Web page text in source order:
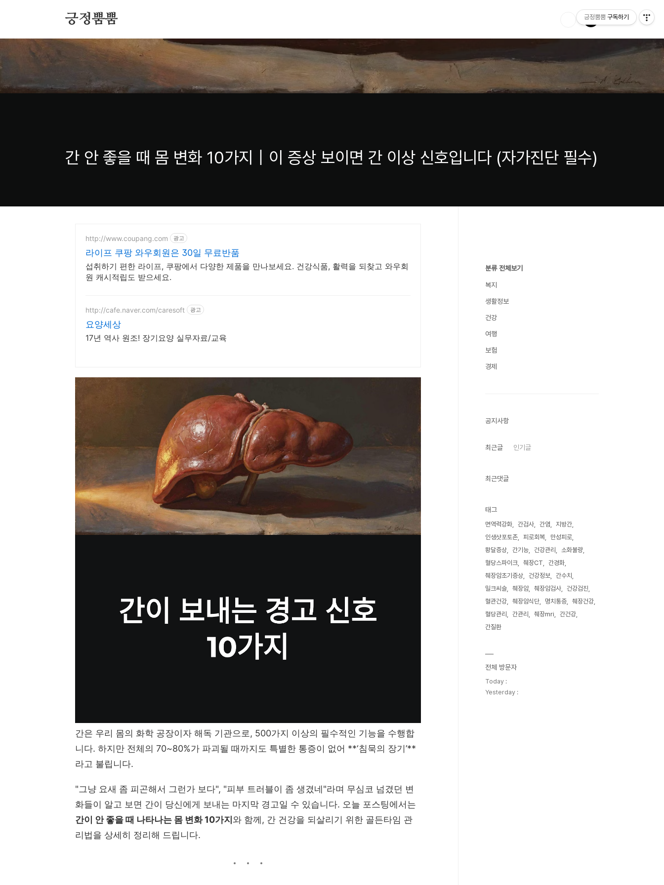
긍정뿜뿜
간 안 좋을 때 몸 변화 10가지｜이 증상 보이면 간 이상 신호입니다 (자가진단 필수)
http://www.coupang.com 광고
라이프 쿠팡 와우회원은 30일 무료반품
섭취하기 편한 라이프, 쿠팡에서 다양한 제품을 만나보세요. 건강식품, 활력을 되찾고 와우회
원 캐시적립도 받으세요.
http://cafe.naver.com/caresoft 광고
요양세상
17년 역사 원조! 장기요양 실무자료/교육
간은 우리 몸의 화학 공장이자 해독 기관으로, 500가지 이상의 필수적인 기능을 수행합
니다. 하지만 전체의 70~80%가 파괴될 때까지도 특별한 통증이 없어 **‘침묵의 장기’**
라고 불립니다.
"그냥 요새 좀 피곤해서 그런가 보다", "피부 트러블이 좀 생겼네"라며 무심코 넘겼던 변
화들이 알고 보면 간이 당신에게 보내는 마지막 경고일 수 있습니다. 오늘 포스팅에서는
간이 안 좋을 때 나타나는 몸 변화 10가지 와 함께, 간 건강을 되살리기 위한 골든타임 관
리법을 상세히 정리해 드립니다.
분류 전체보기
복지
생활정보
건강
여행
보험
경제
공지사항
최근글 인기글
최근댓글
태그
면역력강화 간검사 간염
지방간
인생샷포토존
피로회복
만성피로
황달증상
간기능 건강관리
소화불량
혈당스파이크
췌장CT
간경화
췌장암초기증상
건강정보
간수치
밀크씨슬
췌장암 췌장암검사
건강검진
혈관건강
췌장암식단 명치통증
췌장건강
혈당관리
간관리 췌장mri
간건강
간질환
전체 방문자
Today :
Yesterday :
긍정뿜뿜 구독하기